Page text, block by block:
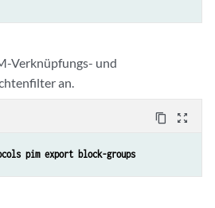
Verknüpfungs- und
an.
content_copy zoom_out_map
pim export block-groups